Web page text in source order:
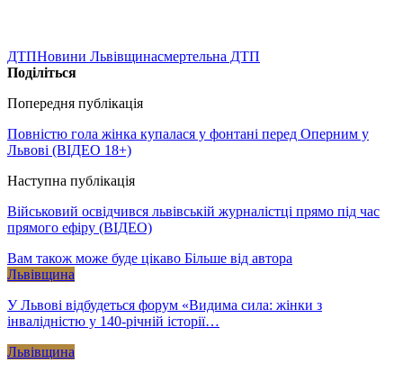
ДТПНовини Львівщинасмертельна ДТП
Поділіться
Попередня публікація
Повністю гола жінка купалася у фонтані перед Оперним у
Львові (ВІДЕО 18+)
Наступна публікація
Військовий освідчився львівській журналістці прямо під час
прямого ефіру (ВІДЕО)
Вам також може буде цікаво Більше від автора
Львівщина
У Львові відбудеться форум «Видима сила: жінки з
інвалідністю у 140-річній історії…
Львівщина